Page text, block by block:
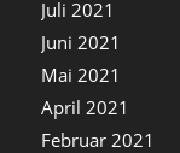
Juli 2021
Juni 2021
Mai 2021
April 2021
Februar 2021